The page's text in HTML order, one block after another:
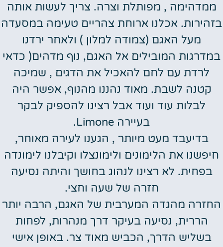
ממדהימה , מפותלת וצרה. צריך לעשות אותה
בזהירות. אכלנו ארוחת צהריים טעימה במסעדה
מעל האגם (צמודה למלון ) ולאחר ירדנו
במדרגות המובילים אל האגם, נוף מדהים( כדאי
לרדת עם לחם להאכיל את הדגים , שמיכה
קטנה לשבת. מאוד נהננו מהנוף, אפשר היה
לבלות עוד ועוד אבל רצינו להספיק לבקר
בעיירה Limone.
בדיעבד מעט מיותר , הגענו לעירה מאוחר,
חיפשנו את הלימונים ולימונצלו וקיבלנו לימונדה
בפחית. לא רצינו לנהוג בחושך והיתה נסיעה
חזרה של שעה וחצי.
החזרה מהגדה המערבית של האגם, הרבה יותר
הררית, נסיעה בעיקר דרך מנהרות, לפחות
בשליש הדרך, הכביש מאוד צר. באופן אישי